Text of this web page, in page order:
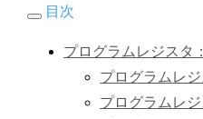
目次
プログラムレジスタ
プログラムレ
プログラムレ